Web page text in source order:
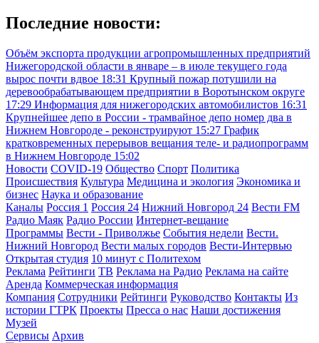
Последние новости:
Объём экспорта продукции агропромышленных предприятий
Нижегородской области в январе – в июле текущего года
вырос почти вдвое 18:31 Крупный пожар потушили на
деревообрабатывающем предприятии в Воротынском округе
17:29 Информация для нижегородских автомобилистов 16:31
Крупнейшее депо в России - трамвайное депо номер два в
Нижнем Новгороде - реконструируют 15:27 График
кратковременных перерывов вещания теле- и радиопрограмм
в Нижнем Новгороде 15:02
Новости COVID-19 Общество Спорт Политика
Происшествия Культура Медицина и экология Экономика и
бизнес Наука и образование
Каналы Россия 1 Россия 24 Нижний Новгород 24 Вести FM
Радио Маяк Радио России Интернет-вещание
Программы Вести - Приволжье События недели Вести.
Нижний Новгород Вести малых городов Вести-Интервью
Открытая студия 10 минут с Политехом
Реклама Рейтинги ТВ Реклама на Радио Реклама на сайте
Аренда Коммерческая информация
Компания Сотрудники Рейтинги Руководство Контакты Из
истории ГТРК Проекты Пресса о нас Наши достижения
Музей
Сервисы Архив